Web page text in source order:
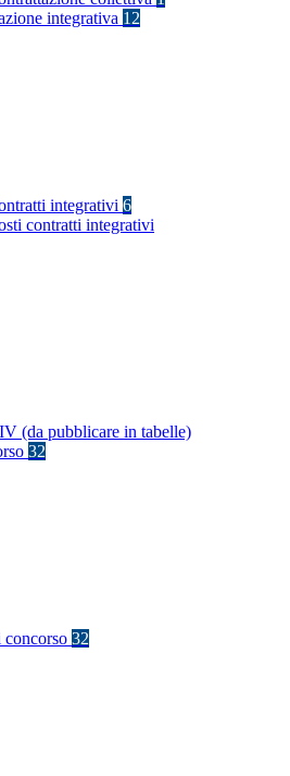
integrativa 12
integrativi 6
contratti integrativi
(da pubblicare in tabelle)
32
32